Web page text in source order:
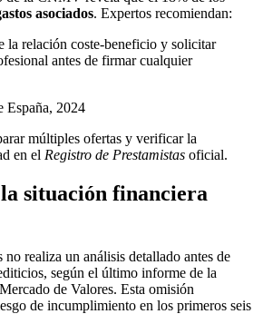
asociados. Expertos recomiendan:
antes de firmar cualquier
España, 2024
múltiples ofertas y verificar la
en el Registro de Prestamistas oficial.
situación financiera
no realiza un análisis detallado antes de
según el último informe de la
de Valores. Esta omisión
de incumplimiento en los primeros seis